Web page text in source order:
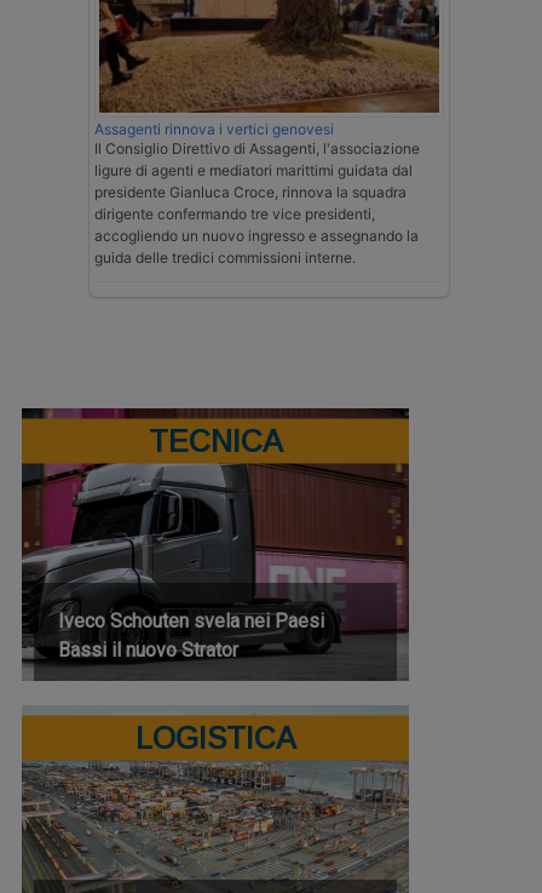
Assagenti rinnova i vertici genovesi
Il Consiglio Direttivo di Assagenti, l'associazione
ligure di agenti e mediatori marittimi guidata dal
presidente Gianluca Croce, rinnova la squadra
dirigente confermando tre vice presidenti,
accogliendo un nuovo ingresso e assegnando la
guida delle tredici commissioni interne.
TECNICA
Iveco Schouten svela nei Paesi
Bassi il nuovo Strator
LOGISTICA